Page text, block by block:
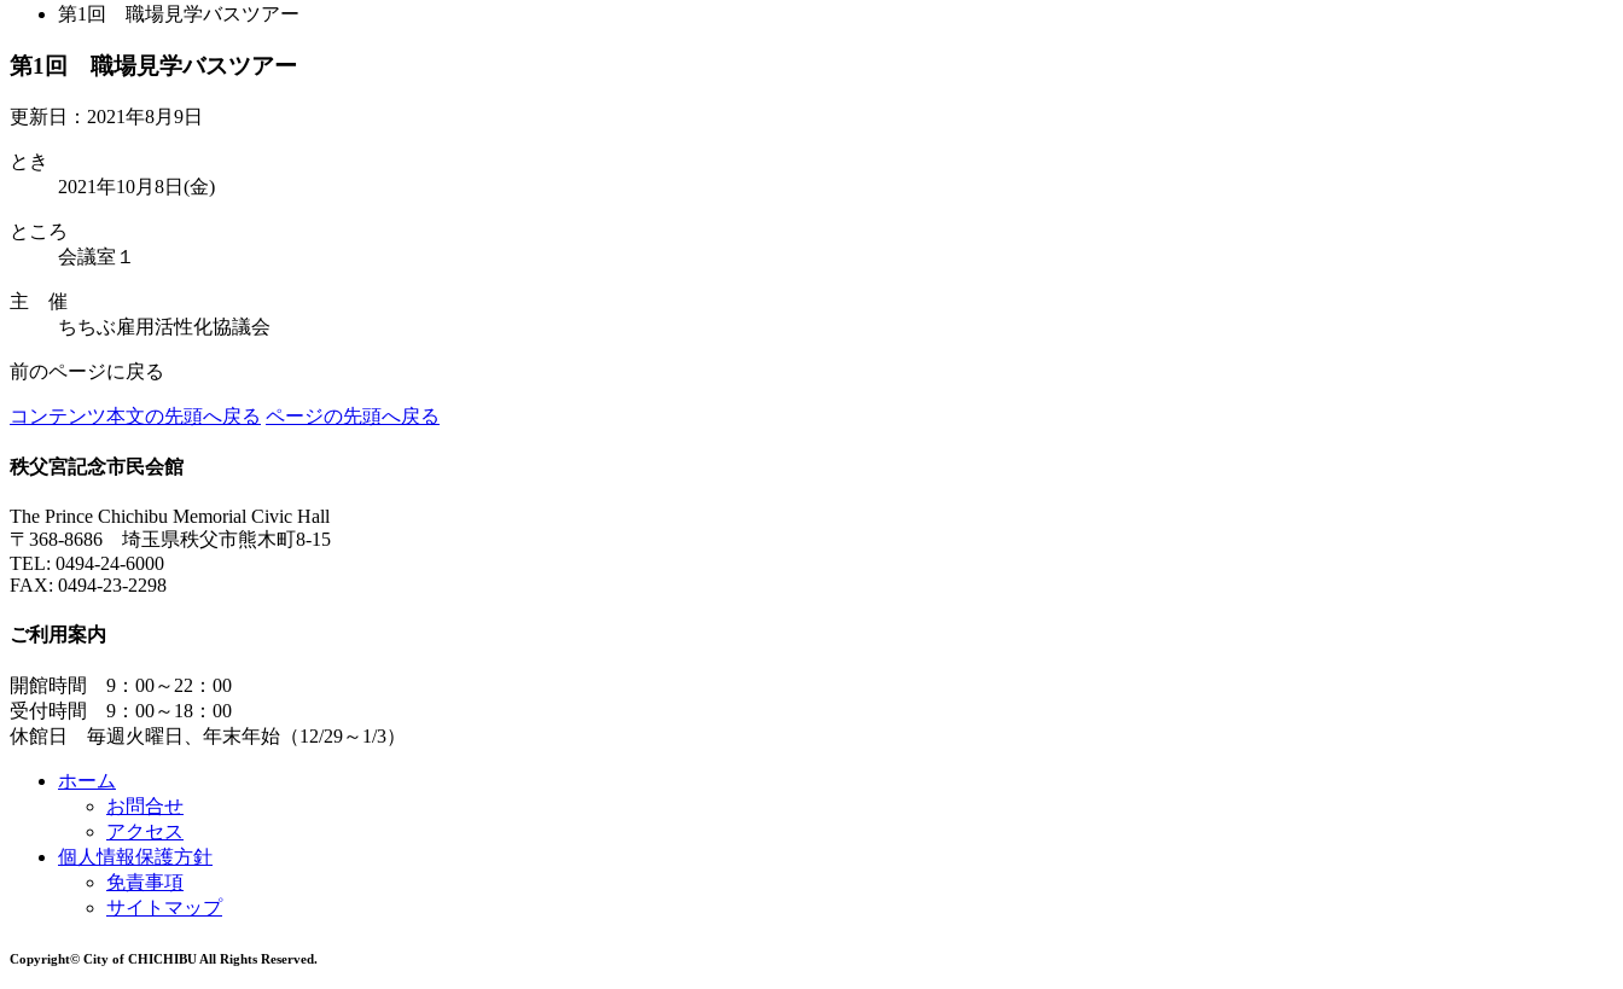
第1回 職場見学バスツアー
第1回 職場見学バスツアー
更新日：2021年8月9日
とき
2021年10月8日(金)
ところ
会議室１
主 催
ちちぶ雇用活性化協議会
前のページに戻る
コンテンツ本文の先頭へ戻る ページの先頭へ戻る
秩父宮記念市民会館
The Prince Chichibu Memorial Civic Hall
〒368-8686 埼玉県秩父市熊木町8-15
TEL: 0494-24-6000
FAX: 0494-23-2298
ご利用案内
開館時間 9：00～22：00
受付時間 9：00～18：00
休館日 毎週火曜日、年末年始（12/29～1/3）
ホーム
お問合せ
アクセス
個人情報保護方針
免責事項
サイトマップ
Copyright© City of CHICHIBU All Rights Reserved.